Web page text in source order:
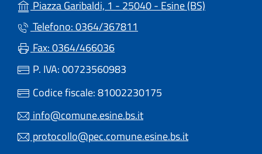
Piazza Garibaldi, 1 - 25040 - Esine (BS)
Telefono: 0364/367811
Fax: 0364/466036
P. IVA: 00723560983
Codice fiscale: 81002230175
info@comune.esine.bs.it
protocollo@pec.comune.esine.bs.it